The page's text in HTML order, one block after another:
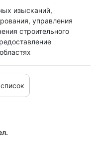
изысканий,
управления
строительного